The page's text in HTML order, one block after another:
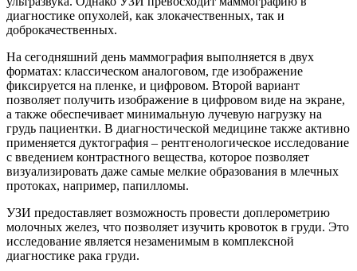
диагностике опухолей, как злокачественных, так и
доброкачественных.
На сегодняшний день маммография выполняется в двух
форматах: классическом аналоговом, где изображение
фиксируется на пленке, и цифровом. Второй вариант
позволяет получить изображение в цифровом виде на экране,
а также обеспечивает минимальную лучевую нагрузку на
грудь пациентки. В диагностической медицине также активно
применяется дуктография – рентгенологическое исследование
с введением контрастного вещества, которое позволяет
визуализировать даже самые мелкие образования в млечных
протоках, например, папилломы.
УЗИ предоставляет возможность провести доплерометрию
молочных желез, что позволяет изучить кровоток в груди. Это
исследование является незаменимым в комплексной
диагностике рака груди.